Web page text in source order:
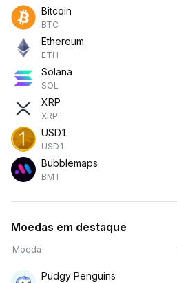
Bitcoin
BTC
Ethereum
ETH
Solana
SOL
XRP
XRP
USD1
USD1
Bubblemaps
BMT
Moedas em destaque
Moeda
Pudgy Penguins